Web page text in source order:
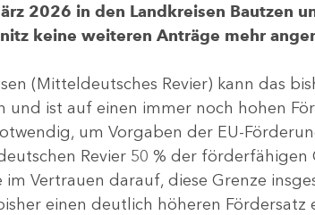
2026 in den Landkreisen Bautzen
keine weiteren Anträge mehr
(Mitteldeutsches Revier) kann das
ist auf einen immer noch hohen
um Vorgaben der EU-
Revier 50 % der
Vertrauen darauf, diese Grenze
einen deutlich höheren